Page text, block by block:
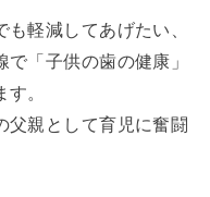
軽減してあげたい、
「子供の歯の健康」
。
父親として育児に奮闘